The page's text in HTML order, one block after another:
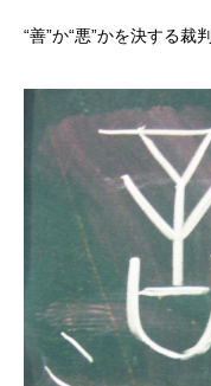
“善”か“悪”かを決する裁